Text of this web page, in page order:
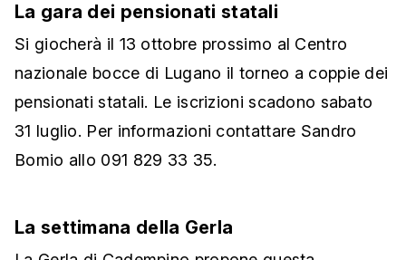
La gara dei pensionati statali
Si giocherà il 13 ottobre prossimo al Centro
nazionale bocce di Lugano il torneo a coppie dei
pensionati statali. Le iscrizioni scadono sabato
31 luglio. Per informazioni contattare Sandro
Bomio allo 091 829 33 35.
La settimana della Gerla